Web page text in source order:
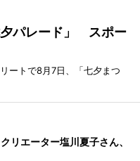
夕パレード」 スポー
ートで8月7日、「七夕まつ
リエーター塩川夏子さん、